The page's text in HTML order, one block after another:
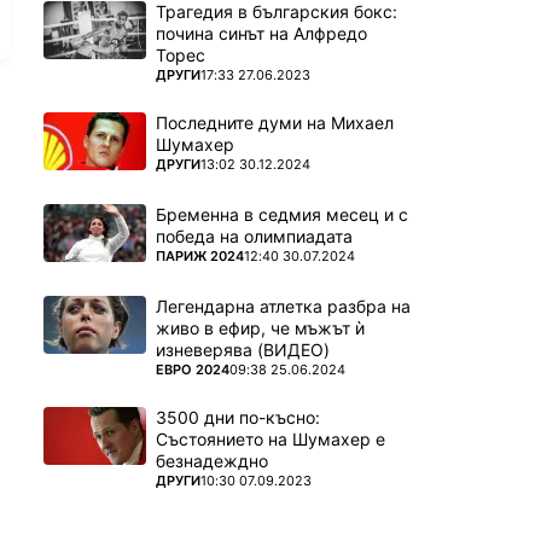
Трагедия в българския бокс:
почина синът на Алфредо
Торес
ПОВЕЧЕ ОТ
ДРУГИ17:33 27.06.2023
Последните думи на Михаел
Шумахер
ПОВЕЧЕ ОТ
ДРУГИ13:02 30.12.2024
Бременна в седмия месец и с
победа на олимпиадата
ПОВЕЧЕ ОТ
ПАРИЖ 202412:40 30.07.2024
Легендарна атлетка разбра на
живо в ефир, че мъжът ѝ
изневерява (ВИДЕО)
ПОВЕЧЕ ОТ
ЕВРО 202409:38 25.06.2024
3500 дни по-късно:
Състоянието на Шумахер е
безнадеждно
ПОВЕЧЕ ОТ
ДРУГИ10:30 07.09.2023